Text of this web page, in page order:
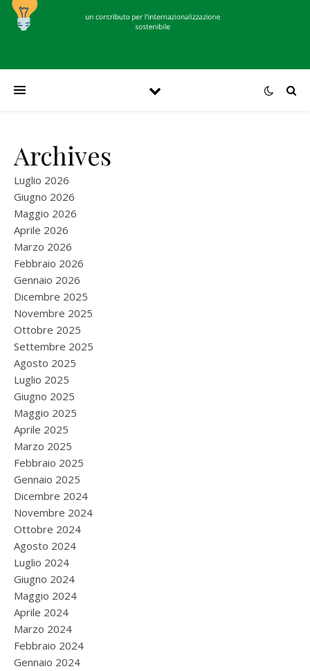
Archives
Luglio 2026
Giugno 2026
Maggio 2026
Aprile 2026
Marzo 2026
Febbraio 2026
Gennaio 2026
Dicembre 2025
Novembre 2025
Ottobre 2025
Settembre 2025
Agosto 2025
Luglio 2025
Giugno 2025
Maggio 2025
Aprile 2025
Marzo 2025
Febbraio 2025
Gennaio 2025
Dicembre 2024
Novembre 2024
Ottobre 2024
Agosto 2024
Luglio 2024
Giugno 2024
Maggio 2024
Aprile 2024
Marzo 2024
Febbraio 2024
Gennaio 2024